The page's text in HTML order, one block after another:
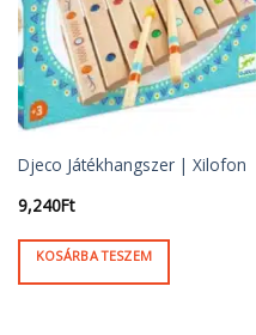
Djeco Játékhangszer | Xilofon
9,240Ft
KOSÁRBA TESZEM